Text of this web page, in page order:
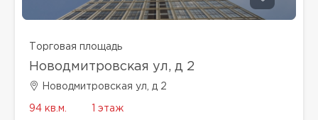
Торговая площадь
Новодмитровская ул, д 2
Новодмитровская ул, д 2
94 кв.м. 1 этаж